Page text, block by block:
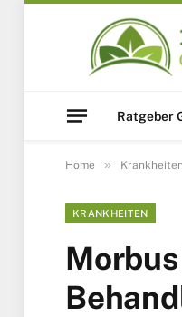
Ratgeber
Home » Krankheiten
KRANKHEITEN